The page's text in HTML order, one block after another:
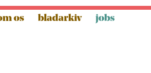
os bladarkiv jobs